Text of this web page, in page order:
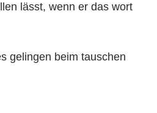
lässt, wenn er das wort
gelingen beim tauschen